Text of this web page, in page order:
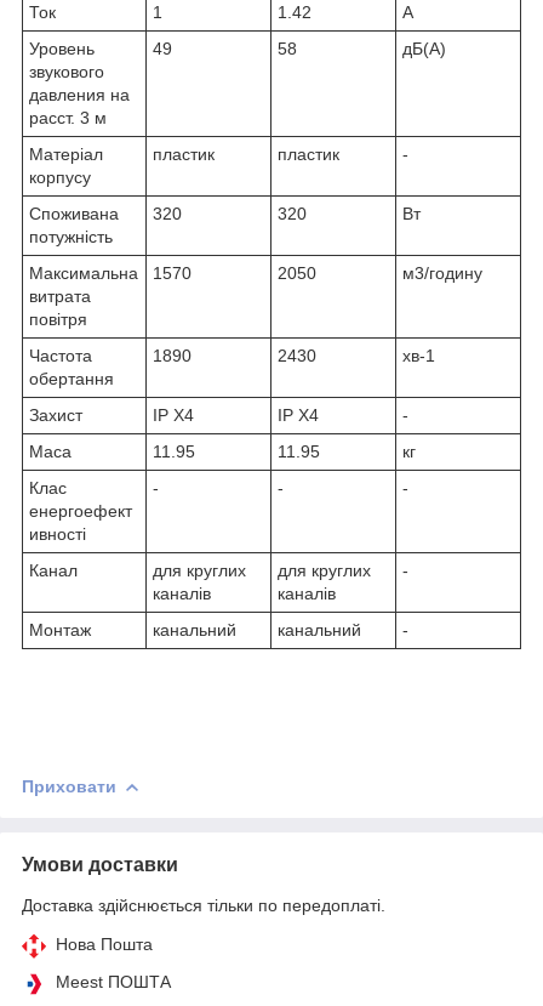
Ток
1 1.42
А
Уровень
звукового
давления на
расст. 3 м
49 58 дБ(А)
Матеріал
корпусу
пластик пластик -
Споживана
потужність
320 320 Вт
Максимальна
витрата
повітря
1570 2050 м3/годину
Частота
обертання
1890 2430 хв-1
Захист IP X4 IP X4
-
Маса
11.95 11.95
кг
Клас
енергоефект
ивності
- - -
Канал
для круглих
каналів
для круглих
каналів
-
Монтаж канальний канальний -
Приховати
Умови доставки
Доставка здійснюється тільки по передоплаті.
Нова Пошта
Meest ПОШТА